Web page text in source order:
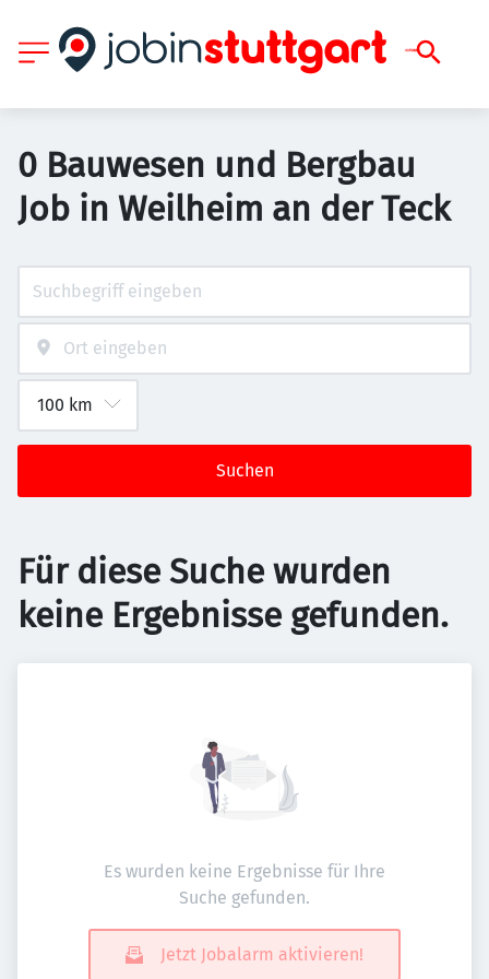
0 Bauwesen und Bergbau
Job in Weilheim an der Teck
Suchen
Für diese Suche wurden
keine Ergebnisse gefunden.
Es wurden keine Ergebnisse für Ihre
Suche gefunden.
Jetzt Jobalarm aktivieren!